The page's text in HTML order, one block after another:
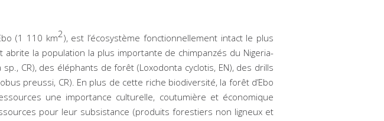
(1 110 km2), est l’écosystème fonctionnellement intact le plus
la population la plus importante de chimpanzés du Nigeria-
sp., CR), des éléphants de forêt (Loxodonta cyclotis, EN), des drills
preussi, CR). En plus de cette riche biodiversité, la forêt d’Ebo
une importance culturelle, coutumière et économique
pour leur subsistance (produits forestiers non ligneux et